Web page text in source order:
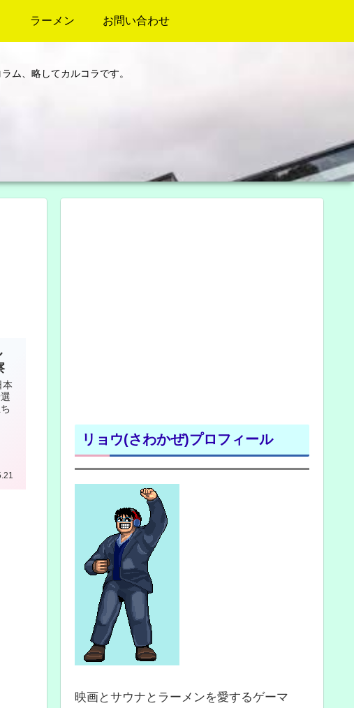
ム、略してカルコラです。
ラーメン お問い合わせ
本
リョウ(さわかぜ)プロフィール
映画とサウナとラーメンを愛するゲーマ